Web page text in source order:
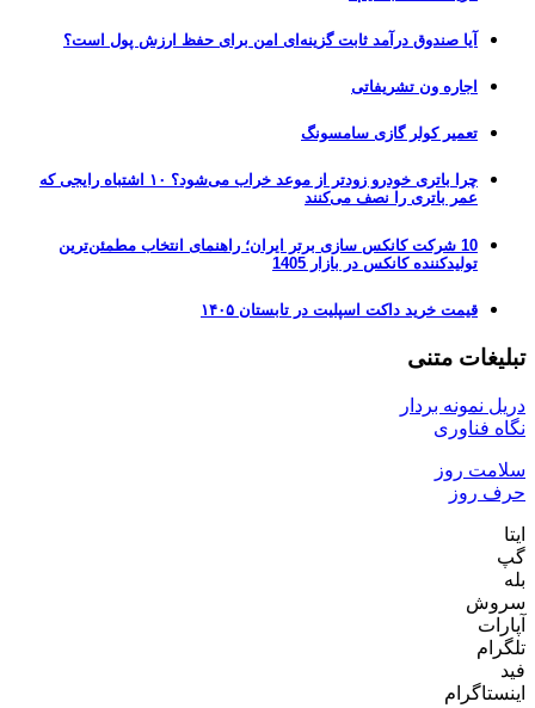
آیا صندوق درآمد ثابت گزینه‌ای امن برای حفظ ارزش پول است؟
اجاره ون تشریفاتی
تعمیر کولر گازی سامسونگ
چرا باتری خودرو زودتر از موعد خراب می‌شود؟ ۱۰ اشتباه رایجی که
عمر باتری را نصف می‌کنند
10 شرکت کانکس سازی برتر ایران؛ راهنمای انتخاب مطمئن‌ترین
تولیدکننده کانکس در بازار 1405
قیمت خرید داکت اسپلیت در تابستان ۱۴۰۵
تبلیغات متنی
دریل نمونه بردار
نگاه فناوری
سلامت روز
حرف روز
ایتا
گپ
بله
سروش
آپارات
تلگرام
فید
اینستاگرام